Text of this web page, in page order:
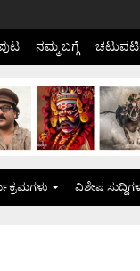
ನಮ್ಮ ಬಗ್ಗೆ
ವಿಶೇಷ